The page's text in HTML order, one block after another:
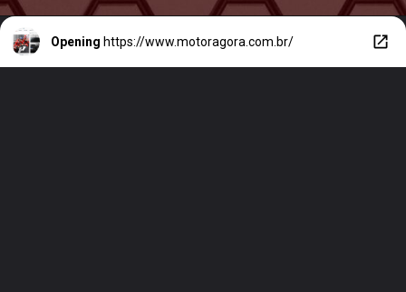
Opening https://www.motoragora.com.br/